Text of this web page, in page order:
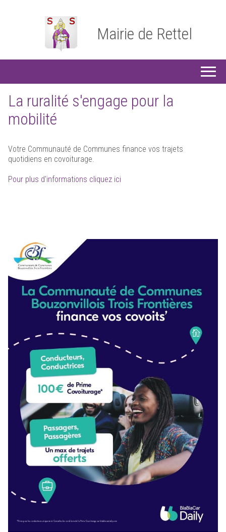
Mairie de Rettel
La ruralité s'engage pour la
mobilité
Votre Communauté de Communes finance vos trajets
quotidiens en covoiturage.
Pour plus d'informations cliquez ici